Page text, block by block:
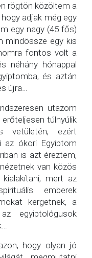
rögtön közöltem a
adjak még egy
egy nagy (45 fős)
mindössze egy kis
fontos volt a
néhány hónappal
és aztán
újra…
utazom
túlnyúlik
vetületén, ezért
az ókori Egyiptom
is azt éreztem,
van közös
mert az
emberek
kergetnek, a
egyiptológusok
hogy olyan jó